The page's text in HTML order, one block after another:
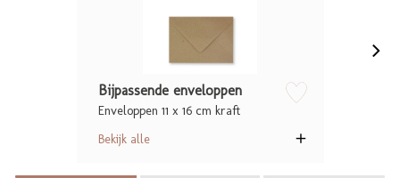
Bijpassende enveloppen
Enveloppen 11 x 16 cm kraft
Bekijk alle